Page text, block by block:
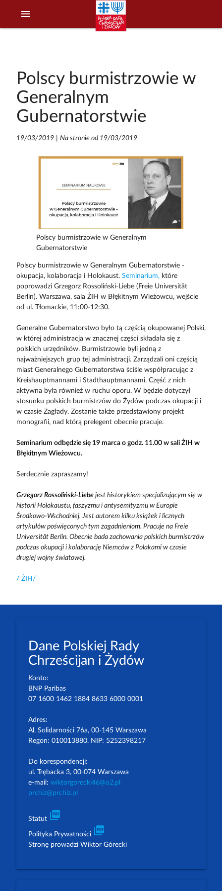
menu
Polscy burmistrzowie w
Generalnym
Gubernatorstwie
19/03/2019| Na stronie od 19/03/2019
Polscy burmistrzowie w Generalnym
Gubernatorstwie
Polscy burmistrzowie w Generalnym Gubernatorstwie -
okupacja, kolaboracja i Holokaust.Seminarium,które
poprowadzi Grzegorz Rossoliński-Liebe (Freie Universität
Berlin). Warszawa, sala ŻIH w Błękitnym Wieżowcu, wejście
od ul. Tłomackie, 11:00-12:30.
Generalne Gubernatorstwo było tą częścią okupowanej Polski,
w której administracja w znacznej części składała się z
polskich urzędników. Burmistrzowie byli jedną z
najważniejszych grup tej administracji. Zarządzali oni częścią
miast Generalnego Gubernatorstwa ściśle współpracując z
Kreishauptmannami i Stadthauptmannami. Część z nich
aktywna była również w ruchu oporu. W będzie dotyczył
stosunku polskich burmistrzów do Żydów podczas okupacji i
w czasie Zagłady. Zostanie także przedstawiony projekt
monografii, nad którą prelegent obecnie pracuje.
Seminarium odbędzie się 19 marca o godz. 11.00 w sali ŻIH w
Błękitnym Wieżowcu.
Serdecznie zapraszamy!
Grzegorz Rossoliński-Liebe jest historykiem specjalizującym się w
historii Holokaustu, faszyzmu i antysemityzmu w Europie
Środkowo-Wschodniej. Jest autorem kilku książek i licznych
artykułów poświęconych tym zagadnieniom. Pracuje na Freie
Universität Berlin. Obecnie bada zachowania polskich burmistrzów
podczas okupacji i kolaborację Niemców z Polakami w czasie
drugiej wojny światowej.
/ ŻIH/
Dane Polskiej Rady
Chrześcijan i Żydów
Konto:
BNP Paribas
07 1600 1462 1884 8633 6000 0001
Adres:
Al. Solidarności 76a, 00-145 Warszawa
Regon: 010013880. NIP: 5252398217
Do korespondencji:
ul. Trębacka 3, 00-074 Warszawa
e-mail: wiktorgorecki46@o2.pl
prchiz@prchiz.pl
Statut picture_as_pdf
Polityka Prywatności picture_as_pdf
Stronę prowadzi Wiktor Górecki